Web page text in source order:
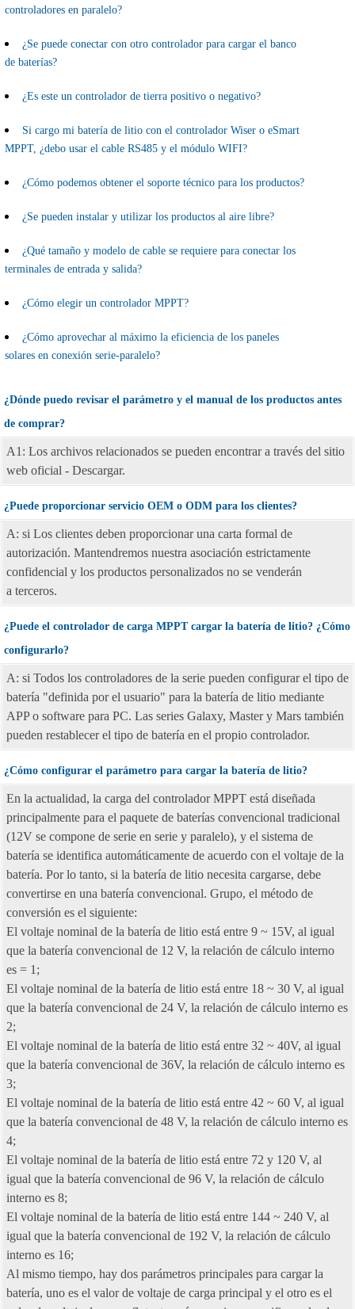
controladores en paralelo?
¿Se puede conectar con otro controlador para cargar el banco
de baterías?
¿Es este un controlador de tierra positivo o negativo?
Si cargo mi batería de litio con el controlador Wiser o eSmart
MPPT, ¿debo usar el cable RS485 y el módulo WIFI?
¿Cómo podemos obtener el soporte técnico para los productos?
¿Se pueden instalar y utilizar los productos al aire libre?
¿Qué tamaño y modelo de cable se requiere para conectar los
terminales de entrada y salida?
¿Cómo elegir un controlador MPPT?
¿Cómo aprovechar al máximo la eficiencia de los paneles
solares en conexión serie-paralelo?
¿Dónde puedo revisar el parámetro y el manual de los productos antes
de comprar?
A1: Los archivos relacionados se pueden encontrar a través del sitio
web oficial - Descargar.
¿Puede proporcionar servicio OEM o ODM para los clientes?
A: si Los clientes deben proporcionar una carta formal de
autorización. Mantendremos nuestra asociación estrictamente
confidencial y los productos personalizados no se venderán
a terceros.
¿Puede el controlador de carga MPPT cargar la batería de litio? ¿Cómo
configurarlo?
A: si Todos los controladores de la serie pueden configurar el tipo de
batería "definida por el usuario" para la batería de litio mediante
APP o software para PC. Las series Galaxy, Master y Mars también
pueden restablecer el tipo de batería en el propio controlador.
¿Cómo configurar el parámetro para cargar la batería de litio?
En la actualidad, la carga del controlador MPPT está diseñada
principalmente para el paquete de baterías convencional tradicional
(12V se compone de serie en serie y paralelo), y el sistema de
batería se identifica automáticamente de acuerdo con el voltaje de la
batería. Por lo tanto, si la batería de litio necesita cargarse, debe
convertirse en una batería convencional. Grupo, el método de
conversión es el siguiente:
El voltaje nominal de la batería de litio está entre 9 ~ 15V, al igual
que la batería convencional de 12 V, la relación de cálculo interno
es = 1;
El voltaje nominal de la batería de litio está entre 18 ~ 30 V, al igual
que la batería convencional de 24 V, la relación de cálculo interno es
2;
El voltaje nominal de la batería de litio está entre 32 ~ 40V, al igual
que la batería convencional de 36V, la relación de cálculo interno es
3;
El voltaje nominal de la batería de litio está entre 42 ~ 60 V, al igual
que la batería convencional de 48 V, la relación de cálculo interno es
4;
El voltaje nominal de la batería de litio está entre 72 y 120 V, al
igual que la batería convencional de 96 V, la relación de cálculo
interno es 8;
El voltaje nominal de la batería de litio está entre 144 ~ 240 V, al
igual que la batería convencional de 192 V, la relación de cálculo
interno es 16;
Al mismo tiempo, hay dos parámetros principales para cargar la
batería, uno es el valor de voltaje de carga principal y el otro es el